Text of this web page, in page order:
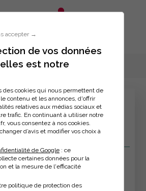
accepter →
de vos données
est notre
des cookies qui nous permettent de
contenu et les annonces, d'offrir
relatives aux médias sociaux et
trafic. En continuant à utiliser notre
vous consentez à nos cookies.
d’avis et modifier vos choix à
de Google : ce
certaines données pour la
et la mesure de l'efficacité
politique de protection des
à la formation
PERFECTIONNER SUR
:03/07/2024
votre situation